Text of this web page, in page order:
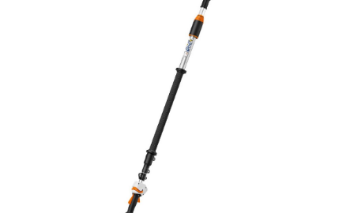
TAILLE HAIES SUR
PERCHE STIHL
HLA 86